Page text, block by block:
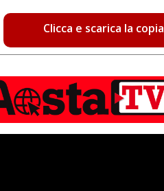
Clicca e scarica la copia